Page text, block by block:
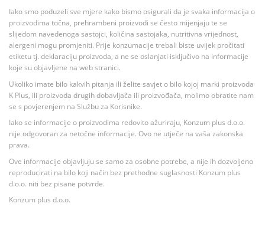
Iako smo poduzeli sve mjere kako bismo osigurali da je svaka informacija o
proizvodima točna, prehrambeni proizvodi se često mijenjaju te se
slijedom navedenoga sastojci, količina sastojaka, nutritivna vrijednost,
alergeni mogu promjeniti. Prije konzumacije trebali biste uvijek pročitati
etiketu tj. deklaraciju proizvoda, a ne se oslanjati isključivo na informacije
koje su objavljene na web stranici.
Ukoliko imate bilo kakvih pitanja ili želite savjet o bilo kojoj marki proizvoda
K Plus, ili proizvoda drugih dobavljača ili proizvođača, molimo obratite nam
se s povjerenjem na Službu za Korisnike.
Iako se informacije o proizvodima redovito ažuriraju, Konzum plus d.o.o.
nije odgovoran za netočne informacije. Ovo ne utječe na vaša zakonska
prava.
Ove informacije objavljuju se samo za osobne potrebe, a nije ih dozvoljeno
reproducirati na bilo koji način bez prethodne suglasnosti Konzum plus
d.o.o. niti bez pisane potvrde.
Konzum plus d.o.o.